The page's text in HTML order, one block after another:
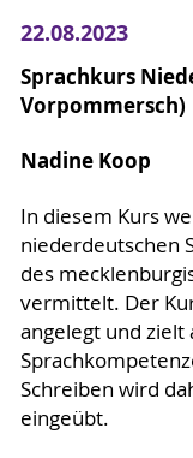
22.08.2023
Sprachkurs
Vorpommersch)
Nadine Koop
In diesem Kurs
niederdeutschen
des
vermittelt. Der
angelegt und
Schreiben wird
eingeübt.